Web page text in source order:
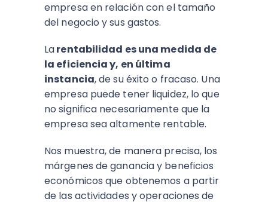
empresa en relación con el tamaño
del negocio y sus gastos.
Larentabilidad es una medida de
la eficiencia y, en última
instancia, de su éxito o fracaso. Una
empresa puede tener liquidez, lo que
no significa necesariamente que la
empresa sea altamente rentable.
Nos muestra, de manera precisa, los
márgenes de ganancia y beneficios
económicos que obtenemos a partir
de las actividades y operaciones de